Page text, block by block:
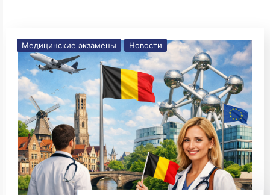
Медицинские экзамены Новости